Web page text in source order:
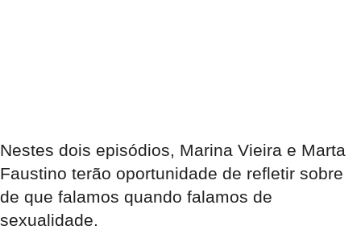
Nestes dois episódios, Marina Vieira e Marta
Faustino terão oportunidade de refletir sobre
de que falamos quando falamos de
sexualidade.